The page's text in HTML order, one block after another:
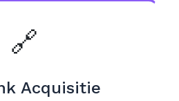
🔗
Acquisitie